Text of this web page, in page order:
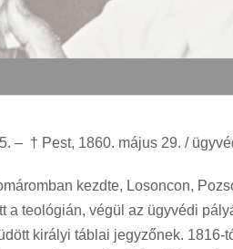
– † Pest, 1860. május 29. /
kezdte, Losoncon,
a teológián, végül az ügyvédi
királyi táblai jegyzőnek. 1816-